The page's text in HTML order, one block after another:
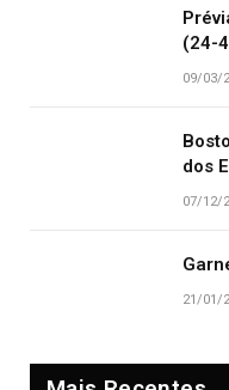
(24-
09/03/
dos
07/12/
21/01/